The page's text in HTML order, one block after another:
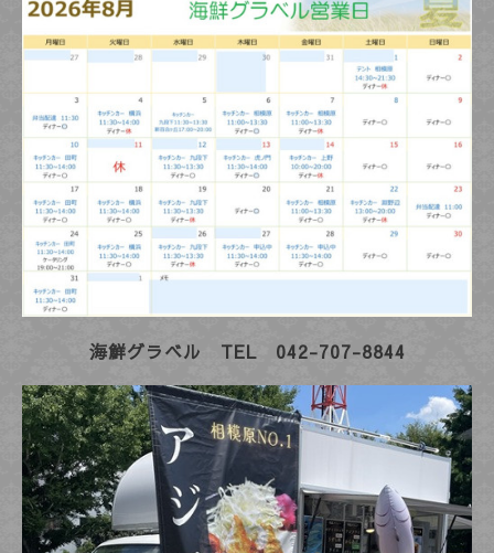
海鮮グラベル TEL 042-707-8844